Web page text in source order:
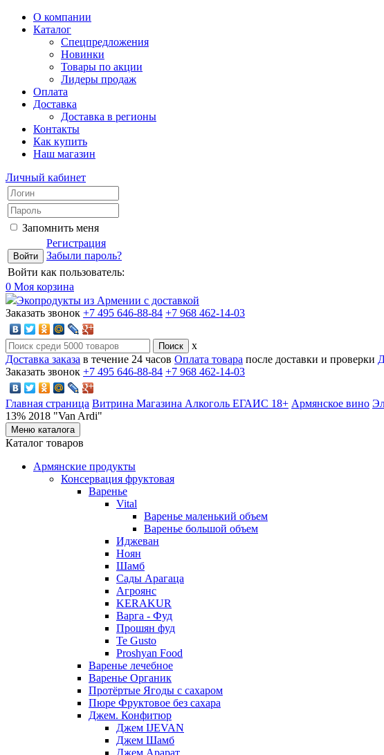
О компании
Каталог
Спецпредложения
Новинки
Товары по акции
Лидеры продаж
Оплата
Доставка
Доставка в регионы
Контакты
Как купить
Наш магазин
Личный кабинет
Запомнить меня
Регистрация
Забыли пароль?
Войти как пользователь:
0 Моя корзина
Экопродукты из Армении с доставкой
Заказать звонок +7 495 646-88-84 +7 968 462-14-03
x
Доставка заказа в течение 24 часов Оплата товара после доставки и проверки
Заказать звонок +7 495 646-88-84 +7 968 462-14-03
Главная страница Витрина Магазина Алкоголь ЕГАИС 18+ Армянское вино
13% 2018 "Van Ardi"
Меню каталога
Каталог товаров
Армянские продукты
Консервация фруктовая
Варенье
Vital
Варенье маленький объем
Варенье большой объем
Иджеван
Ноян
Шамб
Сады Арагаца
Агроянс
KERAKUR
Варга - Фуд
Прошян фуд
Te Gusto
Proshyan Food
Варенье лечебное
Варенье Органик
Протёртые Ягоды с сахаром
Пюре Фруктовое без сахара
Джем. Конфитюр
Джем IJEVAN
Джем Шамб
Джем Арарат